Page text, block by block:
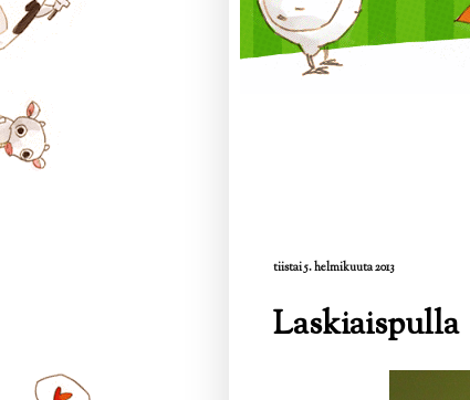
tiistai 5. helmikuuta 2013
Laskiaispulla